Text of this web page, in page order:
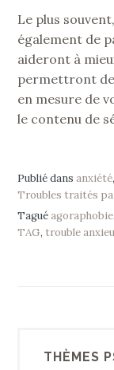
Le plus
également de
aideront à
permettront
en mesure de
le contenu de
Publié dansanxiété,
Troubles traités
Taguéagoraphobie
TAG, trouble
THÈMES